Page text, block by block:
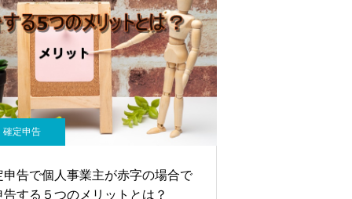
確定申告
申告で個人事業主が赤字の場合で
告する５つのメリットとは？